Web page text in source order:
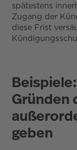
spätestens
Zugang der
diese Frist
Gründen
geben